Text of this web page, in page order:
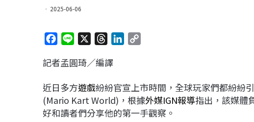
2025-06-06
c
b
o
o
n
r
a
d
s
e
d
I
L
i
n
記者孟圓琦／編譯
近日多方遊戲紛紛官宣上市時間，全球玩家們都紛紛
(Mario Kart World)，根據外媒IGN報導指出，該媒體
好和讀者們分享他的第一手觀察。